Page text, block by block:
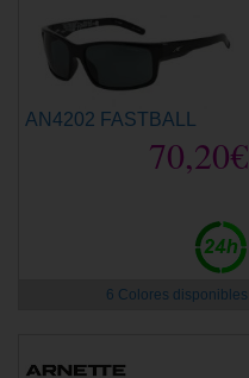
AN4202 FASTBALL
70,20€
6 Colores disponibles